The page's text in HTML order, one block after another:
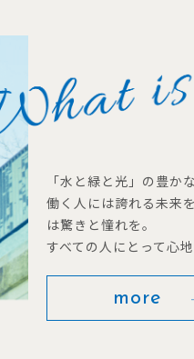
「水と緑と光」の豊
働く人には誇れる未来
は驚きと憧れを。
すべての人にとって心
more